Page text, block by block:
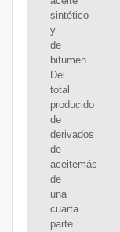
sintético
y
de
bitumen.
Del
total
producido
de
derivados
de
aceitemás
de
una
cuarta
parte